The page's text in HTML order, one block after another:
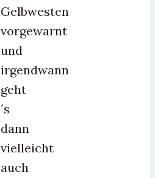
Gelbwesten
vorgewarnt
und
irgendwann
geht
´s
dann
vielleicht
auch